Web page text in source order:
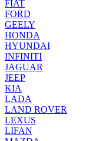
FIAT
FORD
GEELY
HONDA
HYUNDAI
INFINITI
JAGUAR
JEEP
KIA
LADA
LAND ROVER
LEXUS
LIFAN